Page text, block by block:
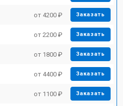
от 4200 ₽ Заказать
от 2200 ₽ Заказать
от 1800 ₽ Заказать
от 4400 ₽ Заказать
от 1100 ₽ Заказать